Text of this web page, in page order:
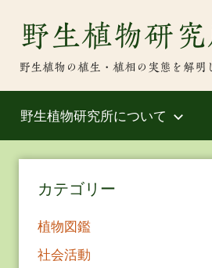
野生植物研究
野生植物の植生・植相の実態を解
野生植物研究所について
カテゴリー
植物図鑑
社会活動